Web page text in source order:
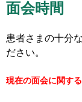
面会時間
患者さまの十分
ださい。
現在の面会に関す